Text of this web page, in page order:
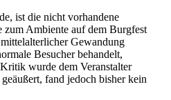
ist die nicht vorhandene
Ambiente auf dem Burgfest
Gewandung
Besucher behandelt,
wurde dem Veranstalter
fand jedoch bisher kein